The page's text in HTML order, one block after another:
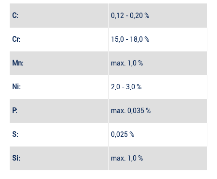
C: 0,12 - 0,20 %
Cr: 15,0 - 18,0 %
Mn: max. 1,0 %
Ni: 2,0 - 3,0 %
P: max. 0,035 %
S: 0,025 %
Si: max. 1,0 %